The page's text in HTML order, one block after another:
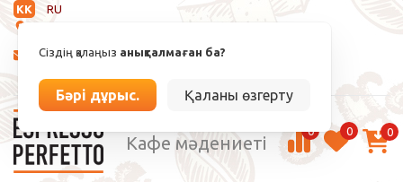
KK
RU
Сіздің қалаңыз анықталмаған ба?
Бәрі дұрыс. Қаланы өзгерту
info@espressoperfetto.kz
Кафе мәдениеті
0 0 0